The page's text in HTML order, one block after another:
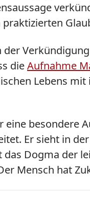
praktizierten
der
dieAufnahme
Lebens
eine besondere
Er sieht in
Dogma der
Mensch hat